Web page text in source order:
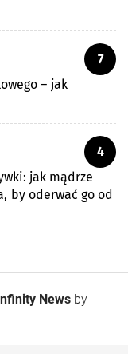
7
– jak
4
jak mądrze
by oderwać go od
News by